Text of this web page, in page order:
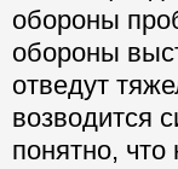
обороны
обороны
отведут
возводится
понятно, что